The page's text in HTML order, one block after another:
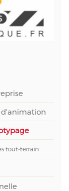
tout-terrain